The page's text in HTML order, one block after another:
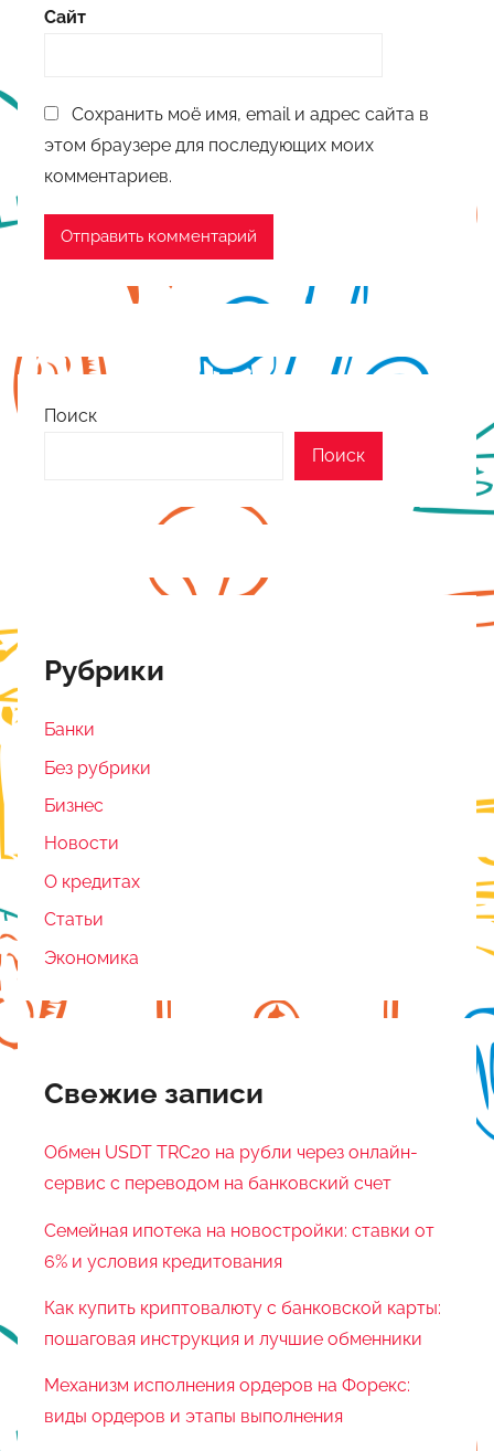
Сайт
Сохранить моё имя, email и адрес сайта в
этом браузере для последующих моих
комментариев.
Поиск
Поиск
Рубрики
Банки
Без рубрики
Бизнес
Новости
О кредитах
Статьи
Экономика
Свежие записи
Обмен USDT TRC20 на рубли через онлайн-
сервис с переводом на банковский счет
Семейная ипотека на новостройки: ставки от
6% и условия кредитования
Как купить криптовалюту с банковской карты:
пошаговая инструкция и лучшие обменники
Механизм исполнения ордеров на Форекс:
виды ордеров и этапы выполнения